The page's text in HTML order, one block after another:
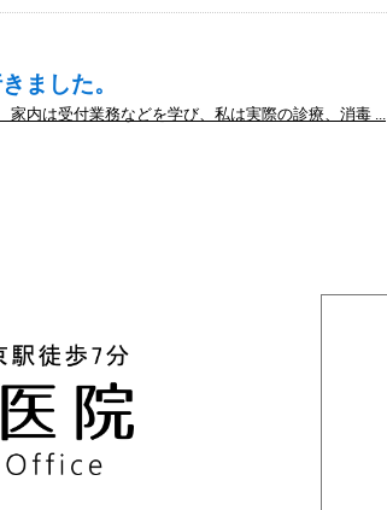
ました。
家内は受付業務などを学び、私は実際の診療、消毒 ...